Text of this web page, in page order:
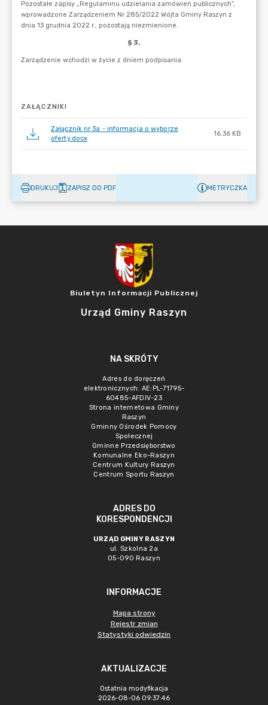
ZAŁĄCZNIKI
Załącznik nr 3a - informacja o wyborze
oferty.docx
16.36 KB
DRUKUJ ZAPISZ DO PDF METRYCZKA
Biuletyn Informacji Publicznej
Urząd Gminy Raszyn
NA SKRÓTY
Adres do doręczeń
elektronicznych: AE:PL-71795-
60485-AFDIV-23
Strona internetowa Gminy
Raszyn
Gminny Ośrodek Pomocy
Społecznej
Gminne Przedsięborstwo
Komunalne Eko-Raszyn
Centrum Kultury Raszyn
Centrum Sportu Raszyn
ADRES DO
KORESPONDENCJI
URZĄD GMINY RASZYN
ul. Szkolna 2a
05-090 Raszyn
INFORMACJE
Mapa strony
Rejestr zmian
Statystyki odwiedzin
AKTUALIZACJE
Ostatnia modyfikacja
2026-08-06 09:37:46